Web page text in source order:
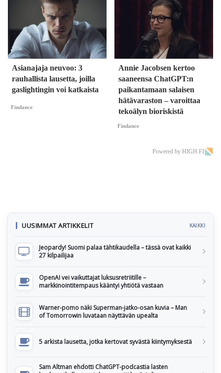
Asianajaja neuvoo: 3
rauhallista lausetta, joilla
gaslightingin voi katkaista
Findance
Annie Jacobsen kertoo
saaneensa ChatGPT:n
paikantamaan salaisen
hätävaraston – varoittaa
tekoälyn bioriskistä
Findance
Powered by HIGH.FI
UUSIMMAT ARTIKKELIT KAIKKI
Jeopardy! Suomi palaa tähtikaudella – tässä ovat kaikki
27 kilpailijaa
OpenAI vei vaikuttajat luksusretriitille –
markkinointitempaus kääntyi yhtiötä vastaan
Warner-pomo näki Superman-jatko-osan kuvia – Man
of Tomorrowin luvataan näyttävän upealta
5 arkista lausetta, jotka kertovat syvästä kiintymyksestä
Sam Altman ehdotti ChatGPT-podcastia lasten